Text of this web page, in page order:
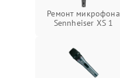
Ремонт микрофона
Sennheiser XS 1